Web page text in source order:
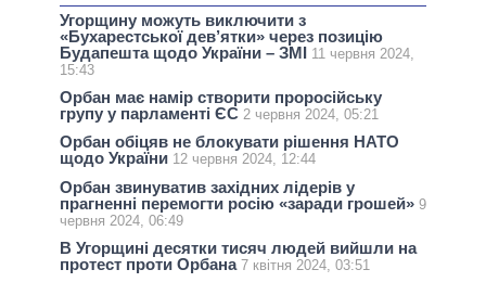
Угорщину можуть виключити з
«Бухарестської дев’ятки» через позицію
Будапешта щодо України – ЗМІ 11 червня 2024,
15:43
Орбан має намір створити проросійську
групу у парламенті ЄС 2 червня 2024, 05:21
Орбан обіцяв не блокувати рішення НАТО
щодо України 12 червня 2024, 12:44
Орбан звинуватив західних лідерів у
прагненні перемогти росію «заради грошей» 9
червня 2024, 06:49
В Угорщині десятки тисяч людей вийшли на
протест проти Орбана 7 квітня 2024, 03:51